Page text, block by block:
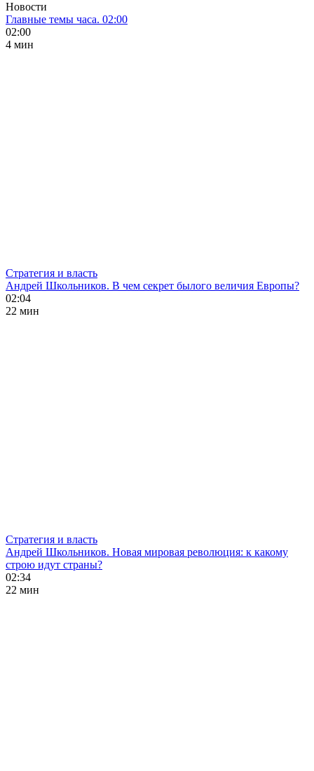
Новости
Главные темы часа. 02:00
02:00
4 мин
Стратегия и власть
Андрей Школьников. В чем секрет былого величия Европы?
02:04
22 мин
Стратегия и власть
Андрей Школьников. Новая мировая революция: к какому
строю идут страны?
02:34
22 мин